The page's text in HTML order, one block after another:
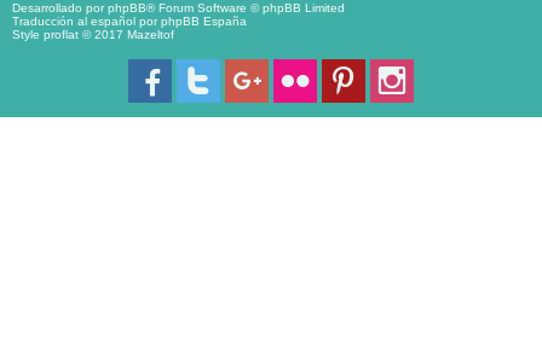
Desarrollado porphpBB® Forum Software © phpBB Limited
Traducción al español porphpBB España
Style proflat © 2017 Mazeltof